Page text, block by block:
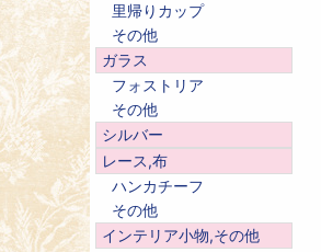
里帰りカップ
その他
ガラス
フォストリア
その他
シルバー
レース,布
ハンカチーフ
その他
インテリア小物,その他